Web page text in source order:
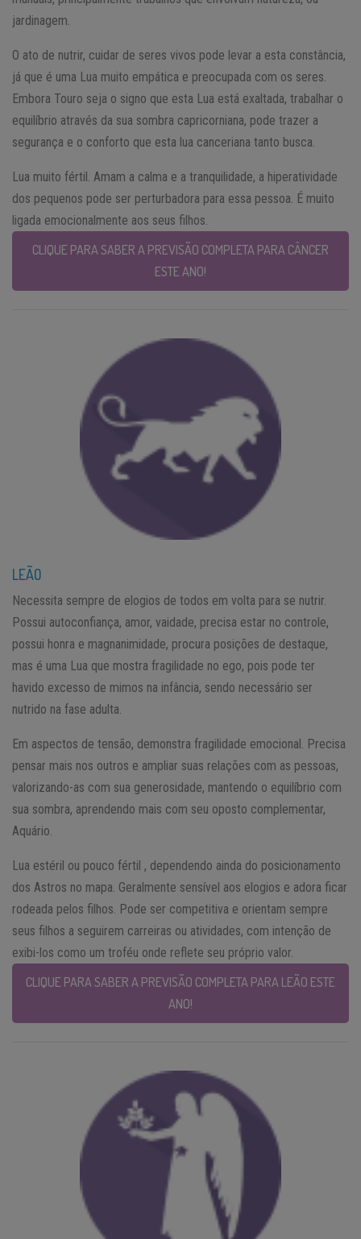
jardinagem.
O ato de nutrir, cuidar de seres vivos pode levar a esta constância,
já que é uma Lua muito empática e preocupada com os seres.
Embora Touro seja o signo que esta Lua está exaltada, trabalhar o
equilíbrio através da sua sombra capricorniana, pode trazer a
segurança e o conforto que esta lua canceriana tanto busca.
Lua muito fértil. Amam a calma e a tranquilidade, a hiperatividade
dos pequenos pode ser perturbadora para essa pessoa. É muito
ligada emocionalmente aos seus filhos.
CLIQUE PARA SABER A PREVISÃO COMPLETA PARA CÂNCER
ESTE ANO!
LEÃO
Necessita sempre de elogios de todos em volta para se nutrir.
Possui autoconfiança, amor, vaidade, precisa estar no controle,
possui honra e magnanimidade, procura posições de destaque,
mas é uma Lua que mostra fragilidade no ego, pois pode ter
havido excesso de mimos na infância, sendo necessário ser
nutrido na fase adulta.
Em aspectos de tensão, demonstra fragilidade emocional. Precisa
pensar mais nos outros e ampliar suas relações com as pessoas,
valorizando-as com sua generosidade, mantendo o equilíbrio com
sua sombra, aprendendo mais com seu oposto complementar,
Aquário.
Lua estéril ou pouco fértil , dependendo ainda do posicionamento
dos Astros no mapa. Geralmente sensível aos elogios e adora ficar
rodeada pelos filhos. Pode ser competitiva e orientam sempre
seus filhos a seguirem carreiras ou atividades, com intenção de
exibi-los como um troféu onde reflete seu próprio valor.
CLIQUE PARA SABER A PREVISÃO COMPLETA PARA LEÃO ESTE
ANO!